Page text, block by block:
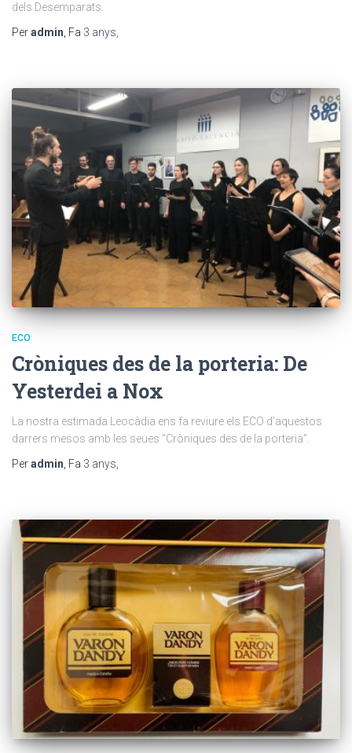
dels Desemparats.
Peradmin, Fa 3 anys,
ECO
Cròniques des de la porteria: De
Yesterdei a Nox
La nostra estimada Leocàdia ens fa reviure els ECO d’aquestos
darrers mesos amb les seues “Cròniques des de la porteria”.
Peradmin , Fa 3 anys